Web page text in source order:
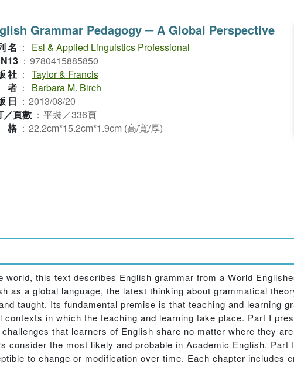
Grammar Pedagogy ─ A Global Perspective
名 ：
Esl & Applied Linguistics Professional
： 9780415885850
社 ： Taylor & Francis
：
Barbara M. Birch
日 ： 2013/08/20
／頁數 ： 平裝／336頁
： 22.2cm*15.2cm*1.9cm (高/寬/厚)
world, this text describes English grammar from a World
as a global language, the latest thinking about grammatical
taught. Its fundamental premise is that teaching and learning
in which the teaching and learning take place. Part I
that learners of English share no matter where they
consider the most likely and probable in Academic English. Part
to change or modification over time. Each chapter includes